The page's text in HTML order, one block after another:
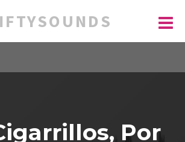
Por